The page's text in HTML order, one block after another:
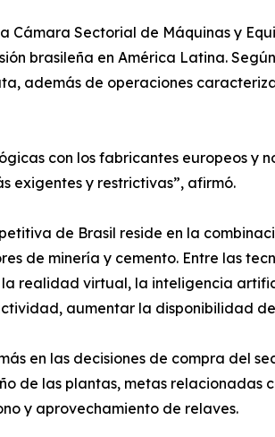
Cámara Sectorial de Máquinas y
brasileña en América Latina.
además de operaciones
con los fabricantes europeos y
exigentes y restrictivas”, afirmó.
de Brasil reside en la
de minería y cemento. Entre las
realidad virtual, la inteligencia
aumentar la disponibilidad
en las decisiones de compra del
de las plantas, metas
y aprovechamiento de relaves.